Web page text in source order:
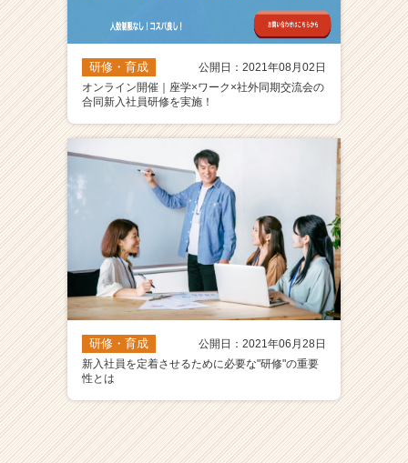
ャ
リ
（C
h
e
e
r
C
a
r）
研修・育成
公開日：2021年08月02日
オンライン開催｜座学×ワーク×社外同期交流会の
合同新入社員研修を実施！
研修・育成
公開日：2021年06月28日
新入社員を定着させるために必要な"研修"の重要
性とは